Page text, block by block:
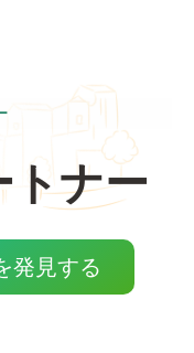
ナー
発見する